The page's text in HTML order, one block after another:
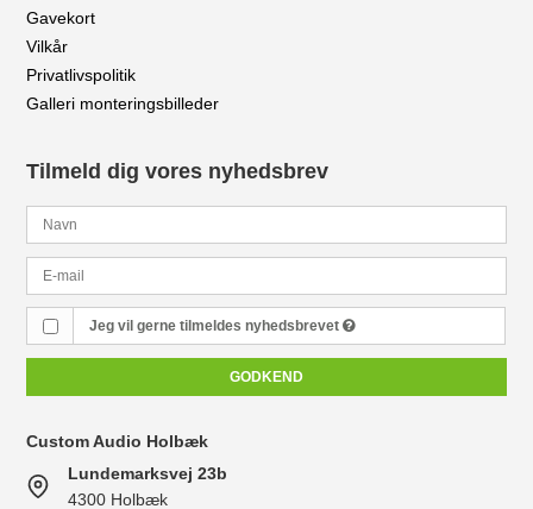
Gavekort
Vilkår
Privatlivspolitik
Galleri monteringsbilleder
Tilmeld dig vores nyhedsbrev
Jeg vil gerne tilmeldes nyhedsbrevet
GODKEND
Custom Audio Holbæk
Lundemarksvej 23b
4300 Holbæk